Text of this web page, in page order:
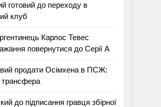
готовий до переходу в
клуб
Карлос Тевес
повернутися до Серії А
продати Осімхена в ПСЖ:
трансфера
до підписання гравця збірної